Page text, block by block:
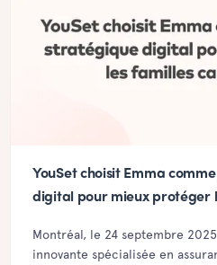
YouSet choisit Emma
digital pour mieux protéger
Montréal, le 24 septembre
innovante spécialisée en